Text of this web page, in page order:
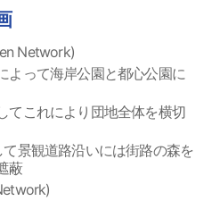
Network)
よって海岸公園と都心公園に
てこれにより団地全体を横切
景観道路沿いには街路の森を
蔽